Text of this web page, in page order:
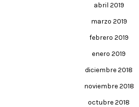
abril 2019
marzo 2019
febrero 2019
enero 2019
diciembre 2018
noviembre 2018
octubre 2018